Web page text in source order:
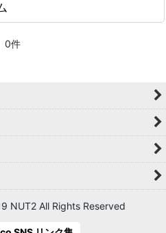
0件
NUT2 All Rights Reserved